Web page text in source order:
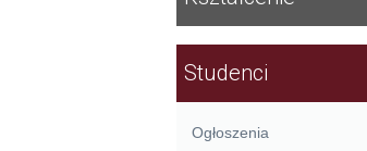
Studenci
Ogłoszenia